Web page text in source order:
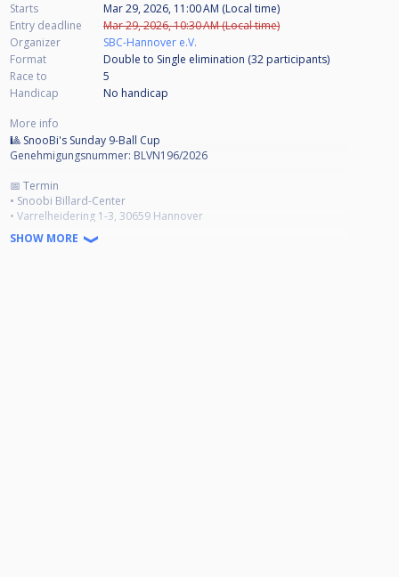
Starts
Mar 29, 2026, 11:00 AM (Local time)
Entry deadline
Mar 29, 2026, 10:30 AM (Local time)
Organizer
SBC-Hannover e.V.
Format
Double to Single elimination (32 participants)
Race to
5
Handicap
No handicap
More info
🎱 SnooBi's Sunday 9-Ball Cup
Genehmigungsnummer: BLVN196/2026
📅 Termin
• Snoobi Billard-Center
• Varrelheidering 1-3, 30659 Hannover
• Meldeschluss: Turniertag um 10:30 Uhr
• Spielbeginn: 11:00 Uhr
SHOW MORE